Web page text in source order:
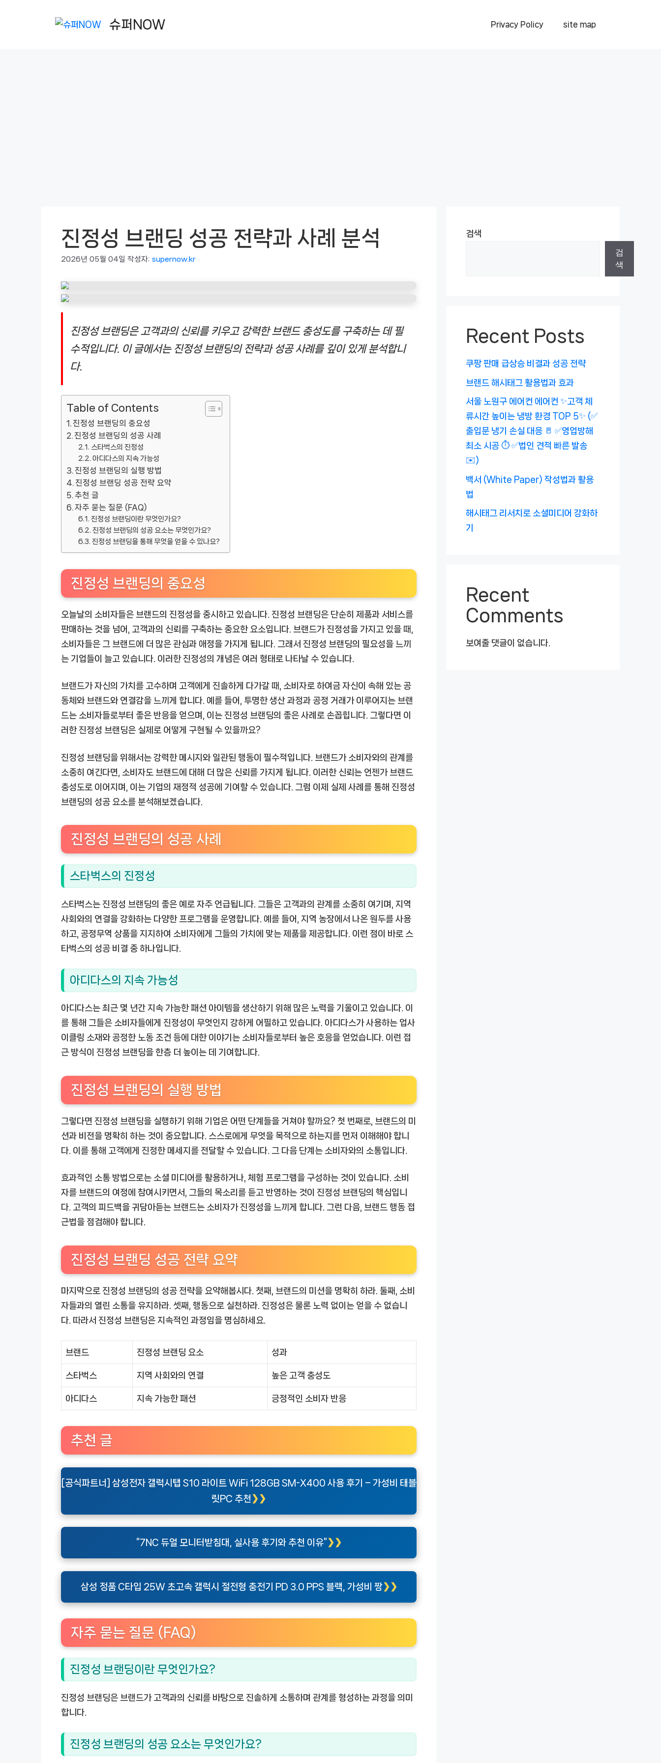
슈퍼NOW Privacy Policy site map
진정성 브랜딩 성공 전략과 사례 분석
2026년 05월 04일 작성자: supernow.kr
진정성 브랜딩은 고객과의 신뢰를 키우고 강력한 브랜드 충성도를 구축하는 데 필
수적입니다. 이 글에서는 진정성 브랜딩의 전략과 성공 사례를 깊이 있게 분석합니
다.
Table of Contents
진정성 브랜딩의 중요성
진정성 브랜딩의 성공 사례
스타벅스의 진정성
아디다스의 지속 가능성
진정성 브랜딩의 실행 방법
진정성 브랜딩 성공 전략 요약
추천 글
자주 묻는 질문 (FAQ)
진정성 브랜딩이란 무엇인가요?
진정성 브랜딩의 성공 요소는 무엇인가요?
진정성 브랜딩을 통해 무엇을 얻을 수 있나요?
진정성 브랜딩의 중요성
오늘날의 소비자들은 브랜드의 진정성을 중시하고 있습니다. 진정성 브랜딩은 단순히 제품과 서비스를
판매하는 것을 넘어, 고객과의 신뢰를 구축하는 중요한 요소입니다. 브랜드가 진정성을 가지고 있을 때,
소비자들은 그 브랜드에 더 많은 관심과 애정을 가지게 됩니다. 그래서 진정성 브랜딩의 필요성을 느끼
는 기업들이 늘고 있습니다. 이러한 진정성의 개념은 여러 형태로 나타날 수 있습니다.
브랜드가 자신의 가치를 고수하며 고객에게 진솔하게 다가갈 때, 소비자로 하여금 자신이 속해 있는 공
동체와 브랜드와 연결감을 느끼게 합니다. 예를 들어, 투명한 생산 과정과 공정 거래가 이루어지는 브랜
드는 소비자들로부터 좋은 반응을 얻으며, 이는 진정성 브랜딩의 좋은 사례로 손꼽힙니다. 그렇다면 이
러한 진정성 브랜딩은 실제로 어떻게 구현될 수 있을까요?
진정성 브랜딩을 위해서는 강력한 메시지와 일관된 행동이 필수적입니다. 브랜드가 소비자와의 관계를
소중히 여긴다면, 소비자도 브랜드에 대해 더 많은 신뢰를 가지게 됩니다. 이러한 신뢰는 언젠가 브랜드
충성도로 이어지며, 이는 기업의 재정적 성공에 기여할 수 있습니다. 그럼 이제 실제 사례를 통해 진정성
브랜딩의 성공 요소를 분석해보겠습니다.
진정성 브랜딩의 성공 사례
스타벅스의 진정성
스타벅스는 진정성 브랜딩의 좋은 예로 자주 언급됩니다. 그들은 고객과의 관계를 소중히 여기며, 지역
사회와의 연결을 강화하는 다양한 프로그램을 운영합니다. 예를 들어, 지역 농장에서 나온 원두를 사용
하고, 공정무역 상품을 지지하여 소비자에게 그들의 가치에 맞는 제품을 제공합니다. 이런 점이 바로 스
타벅스의 성공 비결 중 하나입니다.
아디다스의 지속 가능성
아디다스는 최근 몇 년간 지속 가능한 패션 아이템을 생산하기 위해 많은 노력을 기울이고 있습니다. 이
를 통해 그들은 소비자들에게 진정성이 무엇인지 강하게 어필하고 있습니다. 아디다스가 사용하는 업사
이클링 소재와 공정한 노동 조건 등에 대한 이야기는 소비자들로부터 높은 호응을 얻었습니다. 이런 접
근 방식이 진정성 브랜딩을 한층 더 높이는 데 기여합니다.
진정성 브랜딩의 실행 방법
그렇다면 진정성 브랜딩을 실행하기 위해 기업은 어떤 단계들을 거쳐야 할까요? 첫 번째로, 브랜드의 미
션과 비전을 명확히 하는 것이 중요합니다. 스스로에게 무엇을 목적으로 하는지를 먼저 이해해야 합니
다. 이를 통해 고객에게 진정한 메세지를 전달할 수 있습니다. 그 다음 단계는 소비자와의 소통입니다.
효과적인 소통 방법으로는 소셜 미디어를 활용하거나, 체험 프로그램을 구성하는 것이 있습니다. 소비
자를 브랜드의 여정에 참여시키면서, 그들의 목소리를 듣고 반영하는 것이 진정성 브랜딩의 핵심입니
다. 고객의 피드백을 귀담아듣는 브랜드는 소비자가 진정성을 느끼게 합니다. 그런 다음, 브랜드 행동 접
근법을 점검해야 합니다.
진정성 브랜딩 성공 전략 요약
마지막으로 진정성 브랜딩의 성공 전략을 요약해봅시다. 첫째, 브랜드의 미션을 명확히 하라. 둘째, 소비
자들과의 열린 소통을 유지하라. 셋째, 행동으로 실천하라. 진정성은 물론 노력 없이는 얻을 수 없습니
다. 따라서 진정성 브랜딩은 지속적인 과정임을 명심하세요.
브랜드 진정성 브랜딩 요소 성과
스타벅스 지역 사회와의 연결 높은 고객 충성도
아디다스 지속 가능한 패션 긍정적인 소비자 반응
추천 글
[공식파트너] 삼성전자 갤럭시탭 S10 라이트 WiFi 128GB SM-X400 사용 후기 – 가성비 태블
릿PC 추천
“7NC 듀얼 모니터받침대, 실사용 후기와 추천 이유”
삼성 정품 C타입 25W 초고속 갤럭시 절전형 충전기 PD 3.0 PPS 블랙, 가성비 짱
자주 묻는 질문 (FAQ)
진정성 브랜딩이란 무엇인가요?
진정성 브랜딩은 브랜드가 고객과의 신뢰를 바탕으로 진솔하게 소통하며 관계를 형성하는 과정을 의미
합니다.
진정성 브랜딩의 성공 요소는 무엇인가요?
검색
검
색
Recent Posts
쿠팡 판매 급상승 비결과 성공 전략
브랜드 해시태그 활용법과 효과
서울 노원구 에어컨 에어컨 ✨고객 체
류시간 높이는 냉방 환경 TOP 5✨ (✅
출입문 냉기 손실 대응 🚪 ✅영업방해
최소 시공 ⏱️ ✅법인 견적 빠른 발송
✉️)
백서 (White Paper) 작성법과 활용
법
해시태그 리서치로 소셜미디어 강화하
기
Recent
Comments
보여줄 댓글이 없습니다.